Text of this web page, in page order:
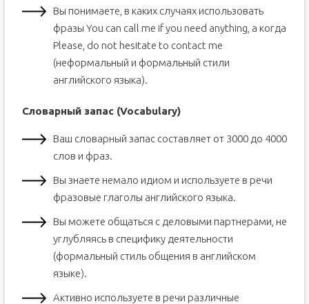
Вы понимаете, в каких случаях использовать
фразы You can call me if you need anything, а когда
Please, do not hesitate to contact me
(неформальный и формальный стили
английского языка).
Словарный запас (Vocabulary)
Ваш словарный запас составляет от 3000 до 4000
слов и фраз.
Вы знаете немало идиом и используете в речи
фразовые глаголы английского языка.
Вы можете общаться с деловыми партнерами, не
углубляясь в специфику деятельности
(формальный стиль общения в английском
языке).
Активно используете в речи различные